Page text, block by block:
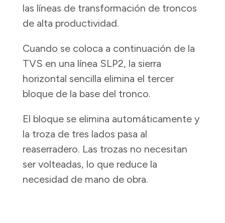
las líneas de transformación de troncos
de alta productividad.
Cuando se coloca a continuación de la
TVS en una línea SLP2, la sierra
horizontal sencilla elimina el tercer
bloque de la base del tronco.
El bloque se elimina automáticamente y
la troza de tres lados pasa al
reaserradero. Las trozas no necesitan
ser volteadas, lo que reduce la
necesidad de mano de obra.